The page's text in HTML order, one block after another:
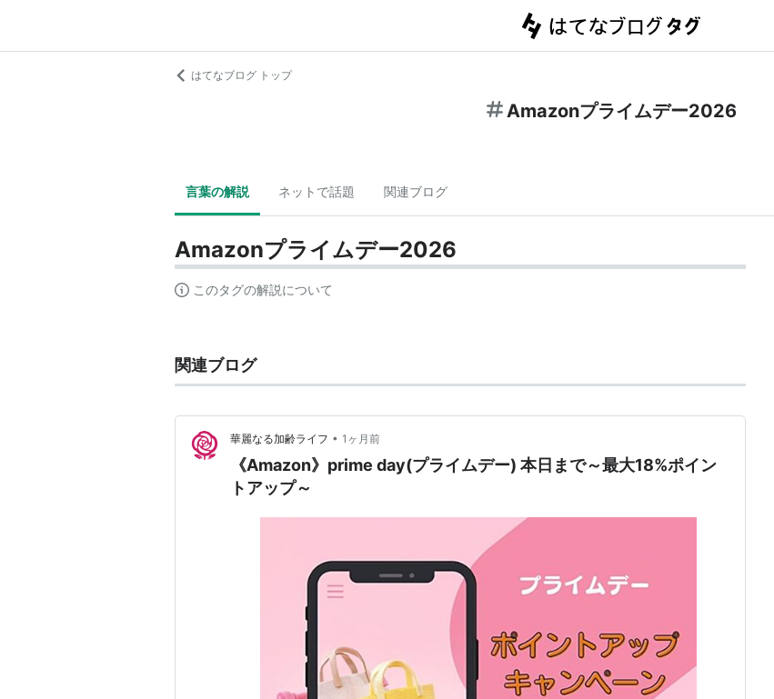
はてなブログ トップ
Amazonプライムデー2026
言葉の解説 ネットで話題 関連ブログ
Amazonプライムデー2026
このタグの解説について
関連ブログ
華麗なる加齢ライフ • 1ヶ月前
《Amazon》prime day(プライムデー) 本日まで～最大18%ポイン
トアップ～